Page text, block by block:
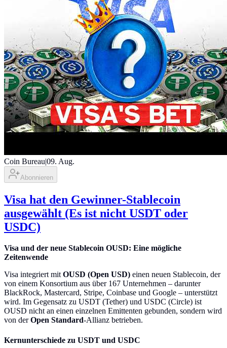
Coin Bureau|09. Aug.
Abonnieren
Visa hat den Gewinner-Stablecoin
ausgewählt (Es ist nicht USDT oder
USDC)
Visa und der neue Stablecoin OUSD: Eine mögliche
Zeitenwende
Visa integriert mitOUSD (Open USD) einen neuen Stablecoin, der
von einem Konsortium aus über 167 Unternehmen – darunter
BlackRock, Mastercard, Stripe, Coinbase und Google – unterstützt
wird. Im Gegensatz zu USDT (Tether) und USDC (Circle) ist
OUSD nicht an einen einzelnen Emittenten gebunden, sondern wird
von derOpen Standard-Allianz betrieben.
Kernunterschiede zu USDT und USDC